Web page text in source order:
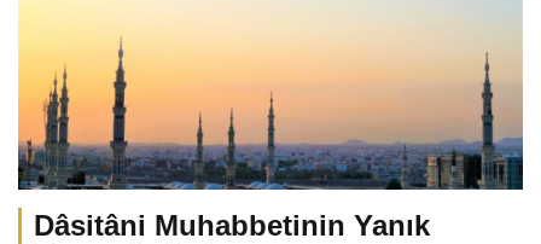
Dâsitâni Muhabbetinin Yanık